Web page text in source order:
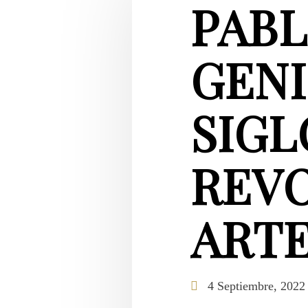
4 Septiembre, 2022